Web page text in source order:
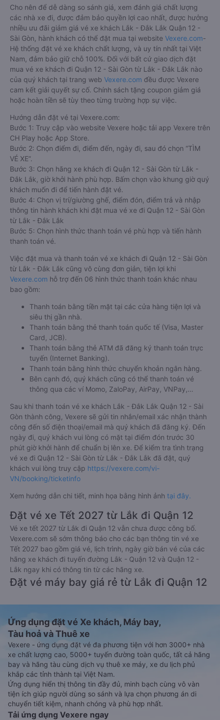
Cho nên để dễ dàng so sánh giá, xem đánh giá chất lượng
các nhà xe đi, được đảm bảo quyền lợi cao nhất, được hưởng
nhiều ưu đãi giảm giá vé xe khách Lắk - Đắk Lắk Quận 12 -
Sài Gòn, hành khách có thể đặt mua tại website Vexere.com-
Hệ thống đặt vé xe khách chất lượng, và uy tín nhất tại Việt
Nam, đảm bảo giữ chỗ 100%. Đối với bất cứ giao dịch đặt
mua vé xe khách đi Quận 12 - Sài Gòn từ Lắk - Đắk Lắk nào
của quý khách tại trang web Vexere.com đều được Vexere
cam kết giải quyết sự cố. Chính sách tặng coupon giảm giá
hoặc hoàn tiền sẽ tùy theo từng trường hợp sự việc.
Hướng dẫn đặt vé tại Vexere.com:
Bước 1: Truy cập vào website Vexere hoặc tải app Vexere trên
CH Play hoặc App Store.
Bước 2: Chọn điểm đi, điểm đến, ngày đi, sau đó chọn “TÌM
VÉ XE”.
Bước 3: Chọn hãng xe khách đi Quận 12 - Sài Gòn từ Lắk -
Đắk Lắk, giờ khởi hành phù hợp. Bấm chọn vào khung giờ quý
khách muốn đi để tiến hành đặt vé.
Bước 4: Chọn vị trí/giường ghế, điểm đón, điểm trả và nhập
thông tin hành khách khi đặt mua vé xe đi Quận 12 - Sài Gòn
từ Lắk - Đắk Lắk
Bước 5: Chọn hình thức thanh toán vé phù hợp và tiến hành
thanh toán vé.
Việc đặt mua và thanh toán vé xe khách đi Quận 12 - Sài Gòn
từ Lắk - Đắk Lắk cũng vô cùng đơn giản, tiện lợi khi
Vexere.com hỗ trợ đến 06 hình thức thanh toán khác nhau
bao gồm:
Thanh toán bằng tiền mặt tại các cửa hàng tiện lợi và
siêu thị gần nhà.
Thanh toán bằng thẻ thanh toán quốc tế (Visa, Master
Card, JCB).
Thanh toán bằng thẻ ATM đã đăng ký thanh toán trực
tuyến (Internet Banking).
Thanh toán bằng hình thức chuyển khoản ngân hàng.
Bên cạnh đó, quý khách cũng có thể thanh toán vé
thông qua các ví Momo, ZaloPay, AirPay, VNPay,…
Sau khi thanh toán vé xe khách Lắk - Đắk Lắk Quận 12 - Sài
Gòn thành công, Vexere sẽ gửi tin nhắn/email xác nhận thành
công đến số điện thoại/email mà quý khách đã đăng ký. Đến
ngày đi, quý khách vui lòng có mặt tại điểm đón trước 30
phút giờ khởi hành để chuẩn bị lên xe. Để kiểm tra tình trạng
vé xe đi Quận 12 - Sài Gòn từ Lắk - Đắk Lắk đã đặt, quý
khách vui lòng truy cập https://vexere.com/vi-
VN/booking/ticketinfo
Xem hướng dẫn chi tiết, minh họa bằng hình ảnh tại đây.
Đặt vé xe Tết 2027 từ Lắk đi Quận 12
Vé xe tết 2027 từ Lắk đi Quận 12 vẫn chưa được công bố.
Vexere.com sẽ sớm thông báo cho các bạn thông tin vé xe
Tết 2027 bao gồm giá vé, lịch trình, ngày giờ bán vé của các
hãng xe khách đi tuyến đường Lắk - Quận 12 và Quận 12 -
Lắk ngay khi có thông tin từ các hãng xe.
Đặt vé máy bay giá rẻ từ Lắk đi Quận 12
Ứng dụng đặt vé Xe khách, Máy bay,
Tàu hoả và Thuê xe
Vexere - ứng dụng đặt vé đa phương tiện với hơn 3000+ nhà
xe chất lượng cao, 5000+ tuyến đường toàn quốc, tất cả hãng
bay và hãng tàu cùng dịch vụ thuê xe máy, xe du lịch phủ
khắp các tỉnh thành tại Việt Nam.
Ứng dụng hiển thị thông tin đầy đủ, minh bạch cùng vô vàn
tiện ích giúp người dùng so sánh và lựa chọn phương án di
chuyển tiết kiệm, nhanh chóng và phù hợp nhất.
Tải ứng dụng Vexere ngay